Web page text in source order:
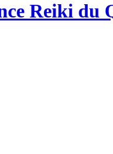
Reiki du